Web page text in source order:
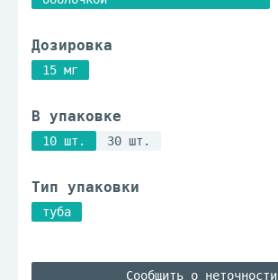
Дозировка
15 мг
В упаковке
10 шт. 30 шт.
Тип упаковки
туба
Сообщить о неточности